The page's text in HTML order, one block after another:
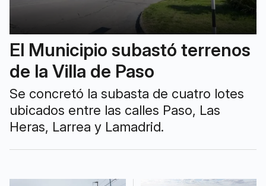
El Municipio subastó terrenos
de la Villa de Paso
Se concretó la subasta de cuatro lotes
ubicados entre las calles Paso, Las
Heras, Larrea y Lamadrid.